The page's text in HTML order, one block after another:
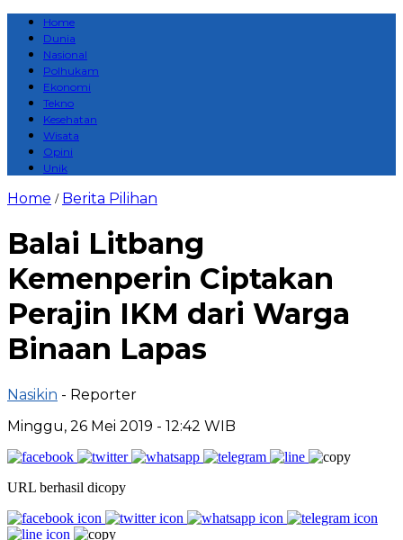
Home
Dunia
Nasional
Polhukam
Ekonomi
Tekno
Kesehatan
Wisata
Opini
Unik
Home / Berita Pilihan
Balai Litbang
Kemenperin Ciptakan
Perajin IKM dari Warga
Binaan Lapas
Nasikin - Reporter
Minggu, 26 Mei 2019 - 12:42 WIB
URL berhasil dicopy